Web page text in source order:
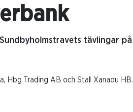
tävlingar på
Hbg Trading AB och Stall Xanadu HB.